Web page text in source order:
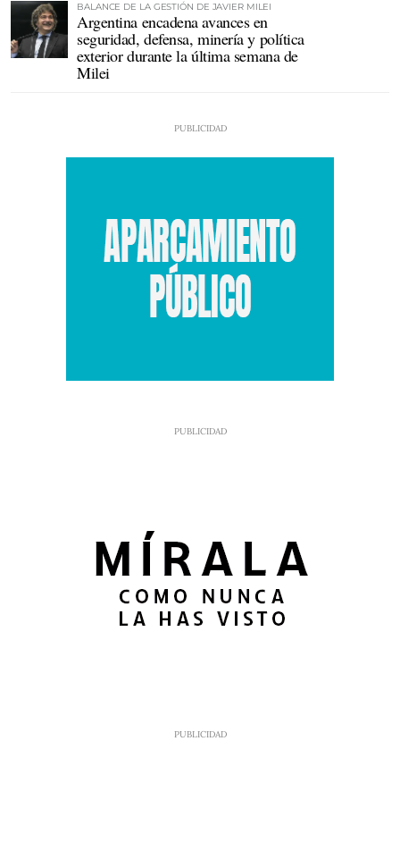
BALANCE DE LA GESTIÓN DE JAVIER MILEI
Argentina encadena avances en
seguridad, defensa, minería y política
exterior durante la última semana de
Milei